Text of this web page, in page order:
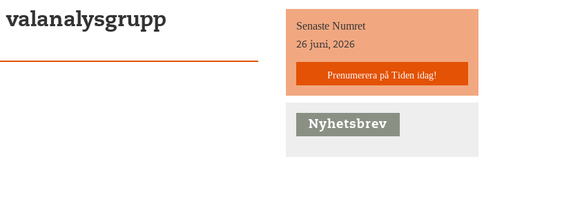
Senaste Numret
26 juni, 2026
Prenumerera på Tiden idag!
Nyhetsbrev